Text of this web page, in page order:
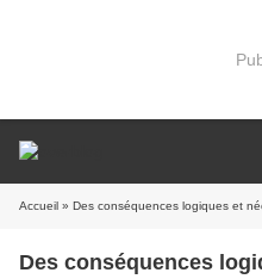
Accueil » Des conséquences logiques et
Des conséquences